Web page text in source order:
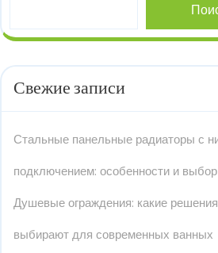
Свежие записи
Стальные панельные радиаторы с
подключением: особенности и выбор
Душевые ограждения: какие решения
выбирают для современных ванных